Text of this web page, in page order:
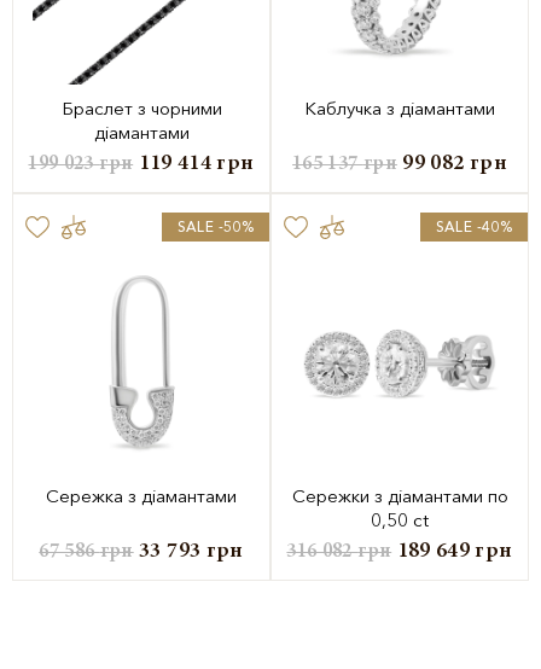
Браслет з чорними
діамантами
199 023грн 119 414грн
Каблучка з діамантами
165 137грн 99 082 грн
SALE -50%
Сережка з діамантами
67 586грн 33 793 грн
SALE -40%
Сережки з діамантами по
0,50 ct
316 082грн 189 649грн